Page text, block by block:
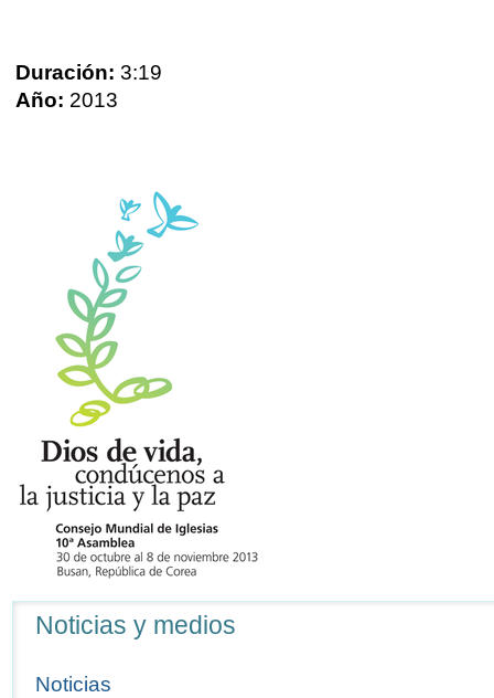
Duración: 3:19
Año: 2013
Navegación
Noticias y medios
Noticias